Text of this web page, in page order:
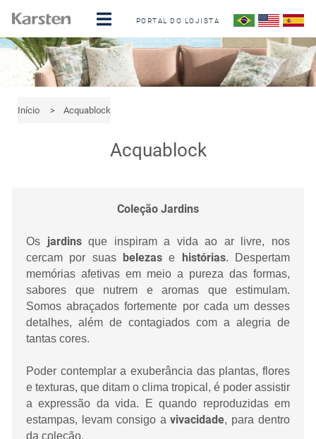
PORTAL DO LOJISTA
Início > Acquablock
Acquablock
Coleção Jardins
Os jardinsque inspiram a vida ao ar livre, nos
cercam por suas belezas e histórias. Despertam
memórias afetivas em meio a pureza das formas,
sabores que nutrem e aromas que estimulam.
Somos abraçados fortemente por cada um desses
detalhes, além de contagiados com a alegria de
tantas cores.
Poder contemplar a exuberância das plantas, flores
e texturas, que ditam o clima tropical, é poder assistir
a expressão da vida. E quando reproduzidas em
estampas, levam consigo avivacidade, para dentro
da coleção.